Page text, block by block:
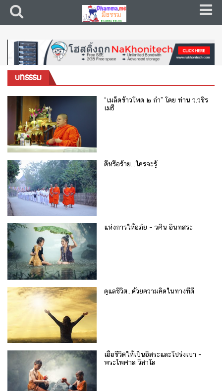
บทธรรม
“เมล็ดข้าวโพด ๒ กำ” โดย ท่าน ว.วชิร
เมธี
ดีหรือร้าย…ใครจะรู้
แห่งการให้อภัย – วศิน อินทสระ
ดูแลชีวิต…ด้วยความคิดในทางที่ดี
เอื้อชีวิตให้เป็นอิสระและโปร่งเบา –
พระไพศาล วิสาโล